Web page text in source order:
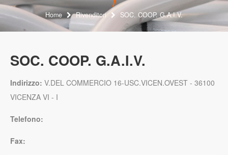
n
a
v
i
o
Home Rivenditori SOC. COOP. G.A.I.V.
SOC. COOP. G.A.I.V.
Indirizzo: V.DEL COMMERCIO 16-USC.VICEN.OVEST - 36100
VICENZA VI - I
Telefono:
Fax: